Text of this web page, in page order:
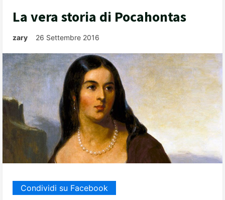
La vera storia di Pocahontas
zary 26 Settembre 2016
Condividi su Facebook